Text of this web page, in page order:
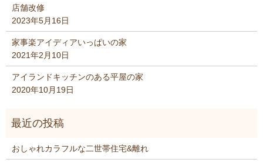
店舗改修
2023年5月16日
家事楽アイディアいっぱいの家
2021年2月10日
アイランドキッチンのある平屋の家
2020年10月19日
おしゃれカラフルな二世帯住宅&離れ